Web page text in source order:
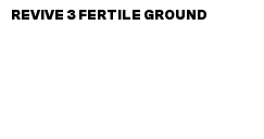
REVIVE 3 FERTILE GROUND